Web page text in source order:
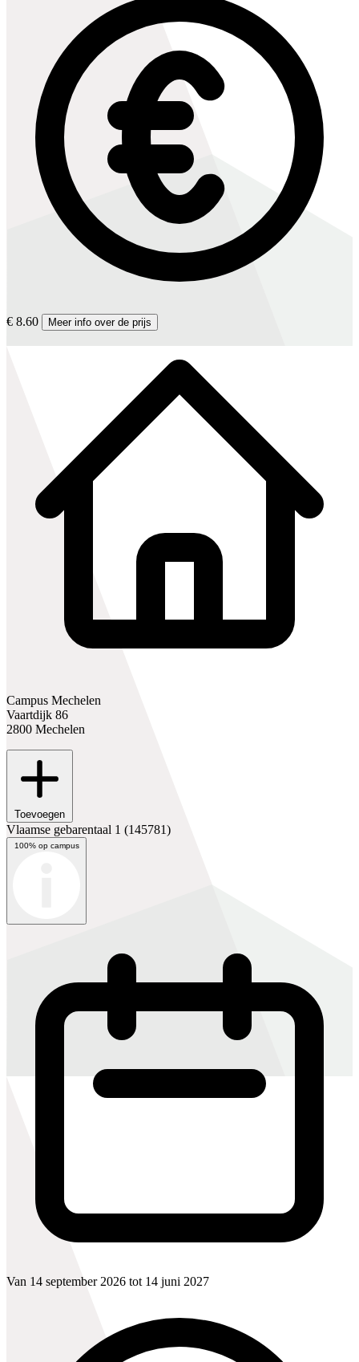
€ 8.60 Meer info over de prijs
Campus Mechelen
Vaartdijk 86
2800 Mechelen
Toevoegen
Vlaamse gebarentaal 1 (145781)
100% op campus
Van 14 september 2026 tot 14 juni 2027